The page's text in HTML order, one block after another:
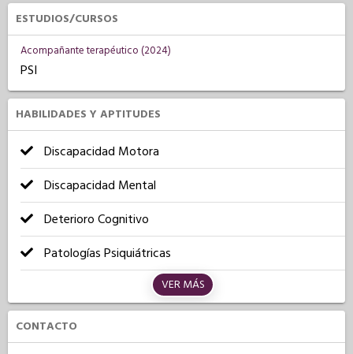
ESTUDIOS/CURSOS
Acompañante terapéutico (2024)
PSI
HABILIDADES Y APTITUDES
Discapacidad Motora
Discapacidad Mental
Deterioro Cognitivo
Patologías Psiquiátricas
VER MÁS
CONTACTO